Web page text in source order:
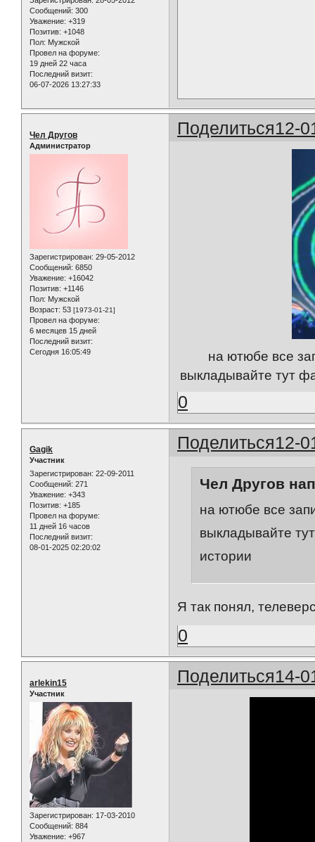
Сообщений: 300
Уважение: +319
Позитив: +1048
Пол: Мужской
Провел на форуме:
19 дней 22 часа
Последний визит:
06-07-2026 13:27:33
Поделиться12-
Чел Другов
Администратор
Зарегистрирован: 29-05-2012
Сообщений: 6850
Уважение: +16042
Позитив: +1146
Пол: Мужской
Возраст: 53 [1973-01-21]
Провел на форуме:
6 месяцев 15 дней
Последний визит:
Сегодня 16:05:49
на ютюбе все
выкладывайте тут
0
Поделиться12-
Gagik
Участник
Зарегистрирован: 22-09-2011
Сообщений: 271
Уважение: +343
Позитив: +185
Провел на форуме:
11 дней 16 часов
Последний визит:
08-01-2025 02:20:02
Чел Другов
на ютюбе все
выкладывайте
истории
Я так понял,
0
Поделиться14-
arlekin15
Участник
Зарегистрирован: 17-03-2010
Сообщений: 884
Уважение: +967